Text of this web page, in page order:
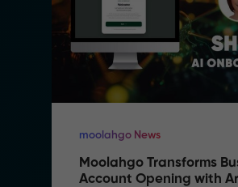
moolahgo News
Moolahgo Transforms
Account Opening with